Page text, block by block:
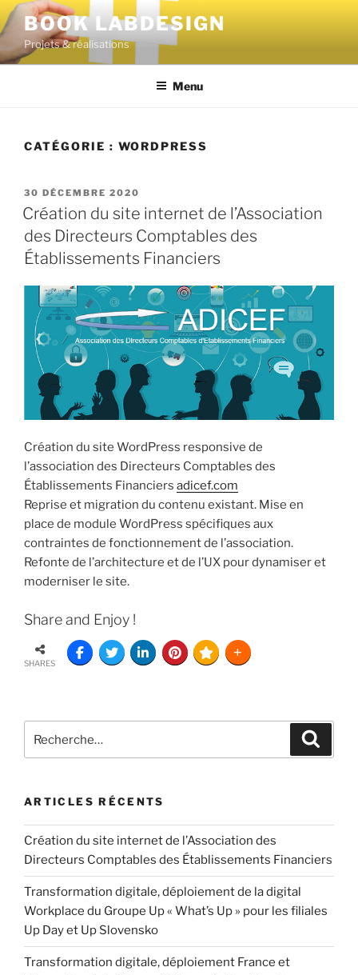
BOOK LABDESIGN
Projets & réalisations
Menu
CATÉGORIE : WORDPRESS
30 DÉCEMBRE 2020
Création du site internet de l’Association
des Directeurs Comptables des
Établissements Financiers
Création du site WordPress responsive de
l’association des Directeurs Comptables des
Établissements Financiers adicef.com
Reprise et migration du contenu existant. Mise en
place de module WordPress spécifiques aux
contraintes de fonctionnement de l’association.
Refonte de l’architecture et de l’UX pour dynamiser et
moderniser le site.
Share and Enjoy !
SHARES
ARTICLES RÉCENTS
Création du site internet de l’Association des
Directeurs Comptables des Établissements Financiers
Transformation digitale, déploiement de la digital
Workplace du Groupe Up « What’s Up » pour les filiales
Up Day et Up Slovensko
Transformation digitale, déploiement France et